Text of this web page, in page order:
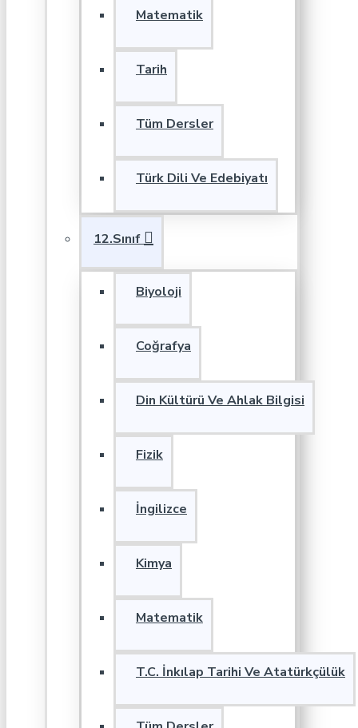
Matematik
Tarih
Tüm Dersler
Türk Dili Ve Edebiyatı
12.Sınıf
Biyoloji
Coğrafya
Din Kültürü Ve Ahlak Bilgisi
Fizik
İngilizce
Kimya
Matematik
T.C. İnkılap Tarihi Ve Atatürkçülük